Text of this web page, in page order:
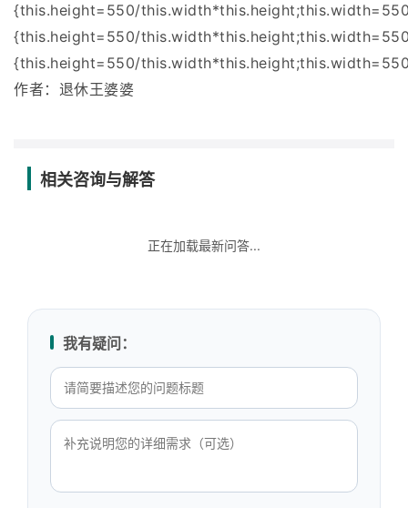
{this.height=550/
{this.height=550/
{this.height=550/
作者：退休王婆婆
相关咨询与解答
正在加载最新问答...
我有疑问：